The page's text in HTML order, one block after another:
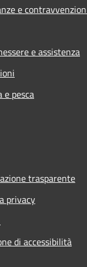
e
e assistenza
pesca
trasparente
privacy
di accessibilità